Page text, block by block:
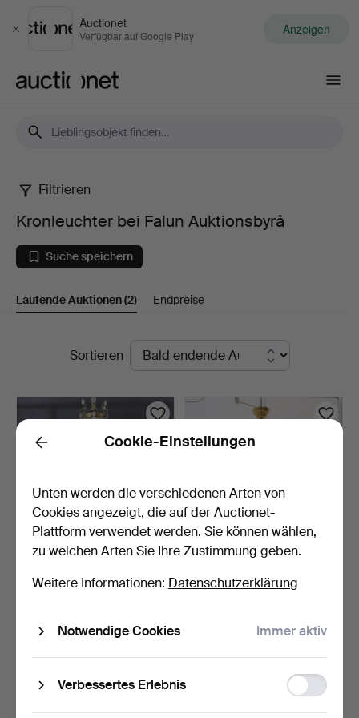
Schließen
Auctionet
Verfügbar auf Google Play Anzeigen
Kronleuchter
bei
Falun
Auktionsbyrå
Filtrieren
Kronleuchter bei Falun Auktionsbyrå
Suche speichern
Laufende Auktionen(2) Endpreise
LaufendeSortieren
1900.
37 USD
gustavianischer Stil, 20.
Suche speichern
Back Cookie-Einstellungen
Unten werden die verschiedenen Arten von
Cookies angezeigt, die auf der Auctionet-
Plattform verwendet werden. Sie können wählen,
zu welchen Arten Sie Ihre Zustimmung geben.
Weitere Informationen: Datenschutzerklärung
Notwendige Cookies Immer aktiv
Verbessertes Erlebnis
storage